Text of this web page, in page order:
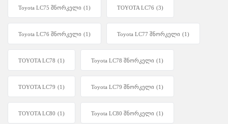
Toyota LC75 შნორკელი (1) TOYOTA LC76 (3)
Toyota LC76 შნორკელი (1) Toyota LC77 შნორკელი (1)
TOYOTA LC78 (1) Toyota LC78 შნორკელი (1)
TOYOTA LC79 (1) Toyota LC79 შნორკელი (1)
TOYOTA LC80 (1) Toyota LC80 შნორკელი (1)